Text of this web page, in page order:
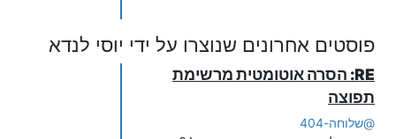
פוסטים אחרונים שנוצרו על ידי יוסי לנדא
RE: הסרה אוטומטית מרשימת
תפוצה
@שלוחה-404